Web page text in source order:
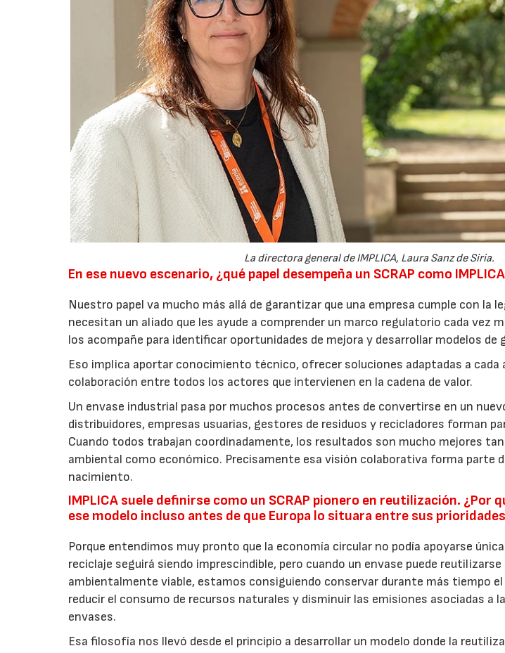
La directora general de IMPLICA, Laura Sanz de Siria.
En ese nuevo escenario, ¿qué papel desempeña un SCRAP como
Nuestro papel va mucho más allá de garantizar que una empresa cumple con la
necesitan un aliado que les ayude a comprender un marco regulatorio cada vez
los acompañe para identificar oportunidades de mejora y desarrollar modelos
Eso implica aportar conocimiento técnico, ofrecer soluciones adaptadas a cada
colaboración entre todos los actores que intervienen en la cadena de valor.
Un envase industrial pasa por muchos procesos antes de convertirse en un
distribuidores, empresas usuarias, gestores de residuos y recicladores forman
Cuando todos trabajan coordinadamente, los resultados son mucho mejores
ambiental como económico. Precisamente esa visión colaborativa forma parte
nacimiento.
IMPLICA suele definirse como un SCRAP pionero en reutilización. ¿Por
ese modelo incluso antes de que Europa lo situara entre sus
Porque entendimos muy pronto que la economía circular no podía apoyarse
reciclaje seguirá siendo imprescindible, pero cuando un envase puede
ambientalmente viable, estamos consiguiendo conservar durante más tiempo
reducir el consumo de recursos naturales y disminuir las emisiones asociadas a
envases.
Esa filosofía nos llevó desde el principio a desarrollar un modelo donde la